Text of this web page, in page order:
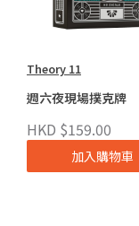
Theory 11
週六夜現場撲克牌
HKD $159.00
加入購物車